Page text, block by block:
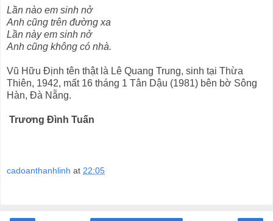
Lần nào em sinh nở
Anh cũng trên đường xa
Lần này em sinh nở
Anh cũng không có nhà.
Vũ Hữu Định tên thật là Lê Quang Trung, sinh tại Thừa
Thiên, 1942, mất 16 tháng 1 Tân Dậu (1981) bên bờ Sông
Hàn, Đà Nẵng.
Trương Đình Tuấn
cadoanthanhlinh at 22:05